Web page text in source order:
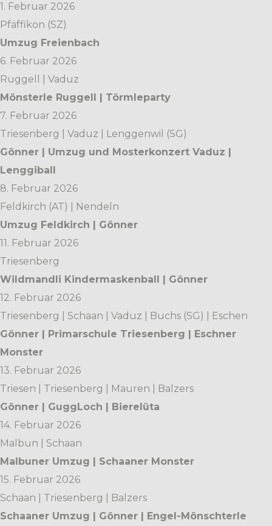
1. Februar 2026
Pfäffikon (SZ)
Umzug Freienbach
6. Februar 2026
Ruggell | Vaduz
Mönsterle Ruggell | Törmleparty
7. Februar 2026
Triesenberg | Vaduz | Lenggenwil (SG)
Gönner | Umzug und Mosterkonzert Vaduz |
Lenggiball
8. Februar 2026
Feldkirch (AT) | Nendeln
Umzug Feldkirch | Gönner
11. Februar 2026
Triesenberg
Wildmandli Kindermaskenball | Gönner
12. Februar 2026
Triesenberg | Schaan | Vaduz | Buchs (SG) | Eschen
Gönner | Primarschule Triesenberg | Eschner
Monster
13. Februar 2026
Triesen | Triesenberg | Mauren | Balzers
Gönner | GuggLoch | Bierelüta
14. Februar 2026
Malbun | Schaan
Malbuner Umzug | Schaaner Monster
15. Februar 2026
Schaan | Triesenberg | Balzers
Schaaner Umzug | Gönner | Engel-Mönschterle